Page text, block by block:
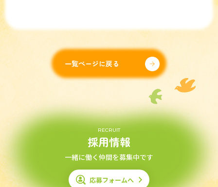
一覧ページに戻る
RECRUIT
採用情報
一緒に働く仲間を募集中です
応募フォームへ